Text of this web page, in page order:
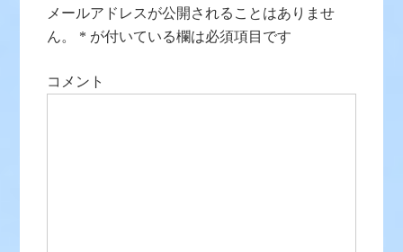
メールアドレスが公開されることはありませ
ん。
* が付いている欄は必須項目です
コメント